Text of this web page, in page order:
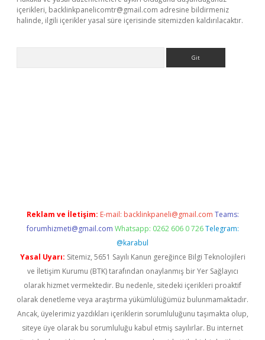
içerikleri, backlinkpanelicomtr@gmail.com adresine bildirmeniz
halinde, ilgili içerikler yasal süre içerisinde sitemizden kaldırılacaktır.
Reklam ve İletişim: E-mail: backlinkpaneli@gmail.com Teams:
forumhizmeti@gmail.com Whatsapp: 0262 606 0 726 Telegram:
@karabul
Yasal Uyarı: Sitemiz, 5651 Sayılı Kanun gereğince Bilgi Teknolojileri
ve İletişim Kurumu (BTK) tarafından onaylanmış bir Yer Sağlayıcı
olarak hizmet vermektedir. Bu nedenle, sitedeki içerikleri proaktif
olarak denetleme veya araştırma yükümlülüğümüz bulunmamaktadır.
Ancak, üyelerimiz yazdıkları içeriklerin sorumluluğunu taşımakta olup,
siteye üye olarak bu sorumluluğu kabul etmiş sayılırlar. Bu internet